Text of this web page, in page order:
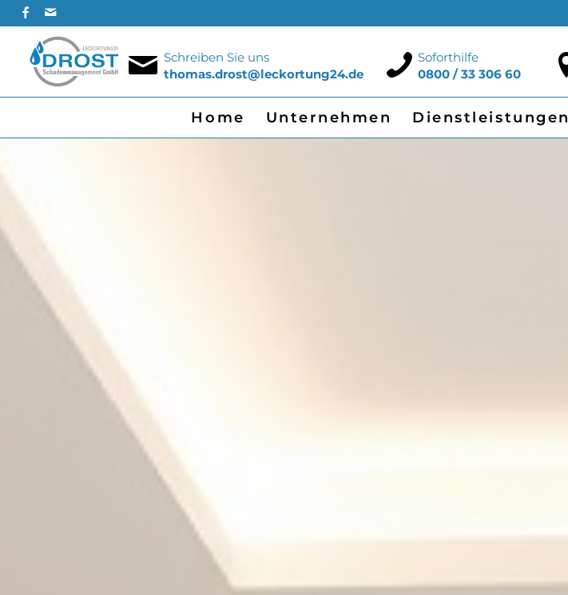
Schreiben Sie uns
thomas.drost@leckortung24.de
Soforthilfe
0800 / 33 306 60
Home Unternehmen Dienstleistungen